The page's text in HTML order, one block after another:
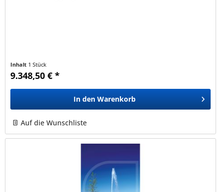
Inhalt 1 Stück
9.348,50 € *
In den Warenkorb
Auf die Wunschliste